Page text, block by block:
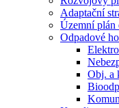
Adaptační
Územní plán
Odpadové
Obj. a